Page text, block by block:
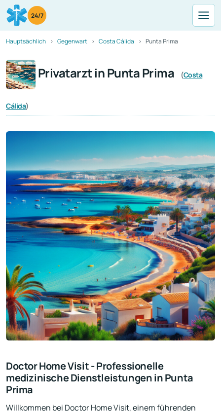
24/7
Hauptsächlich Gegenwart Costa Cálida Punta Prima
Privatarzt in Punta Prima (Costa
Cálida)
Doctor Home Visit - Professionelle
medizinische Dienstleistungen in Punta
Prima
Willkommen bei Doctor Home Visit, einem führenden